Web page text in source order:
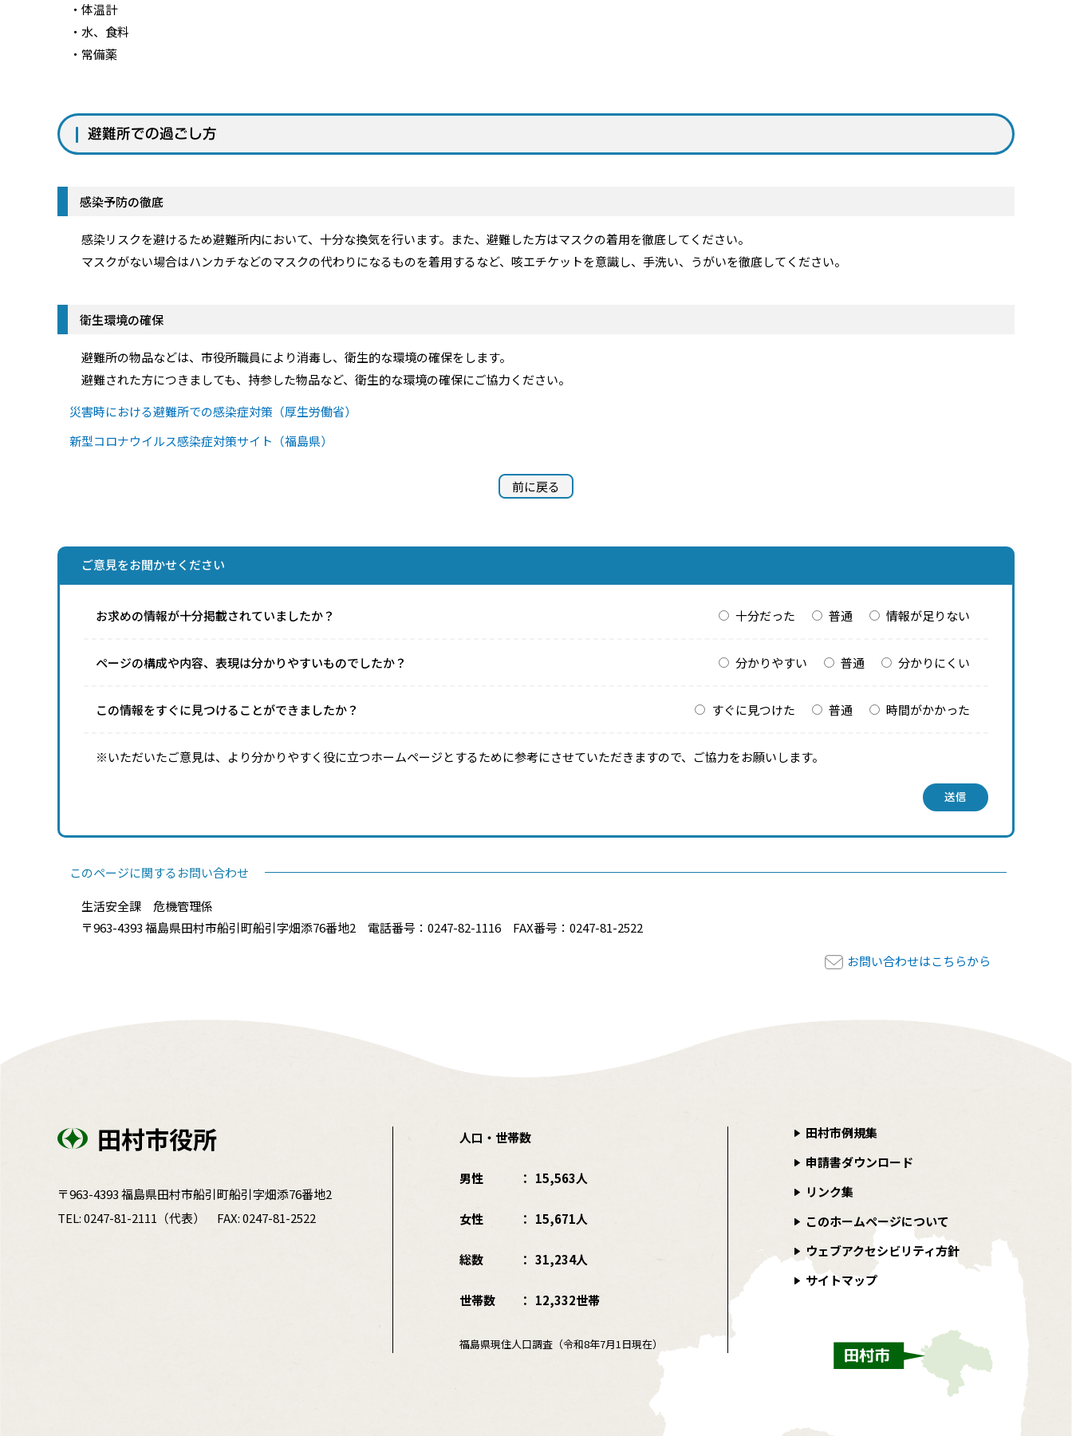
・体温計
・水、食料
・常備薬
避難所での過ごし方
感染予防の徹底
感染リスクを避けるため避難所内において、十分な換気を行います。また、避難した方はマスクの着用を徹底してください。
マスクがない場合はハンカチなどのマスクの代わりになるものを着用するなど、咳エチケットを意識し、手洗い、うがいを徹底してください。
衛生環境の確保
避難所の物品などは、市役所職員により消毒し、衛生的な環境の確保をします。
避難された方につきましても、持参した物品など、衛生的な環境の確保にご協力ください。
災害時における避難所での感染症対策（厚生労働省）
新型コロナウイルス感染症対策サイト（福島県）
前に戻る
ご意見をお聞かせください
お求めの情報が十分掲載されていましたか？ 十分だった 普通 情報が足りない
ページの構成や内容、表現は分かりやすいものでしたか？ 分かりやすい 普通 分かりにくい
この情報をすぐに見つけることができましたか？ すぐに見つけた 普通 時間がかかった
※いただいたご意見は、より分かりやすく役に立つホームページとするために参考にさせていただきますので、ご協力をお願いします。
送信
このページに関するお問い合わせ
生活安全課 危機管理係
〒963-4393 福島県田村市船引町船引字畑添76番地2 電話番号：0247-82-1116 FAX番号：0247-81-2522
お問い合わせはこちらから
田村市役所
〒963-4393 福島県田村市船引町船引字畑添76番地2
TEL:0247-81-2111 （代表） FAX: 0247-81-2522
人口・世帯数
男性 15,563人
女性 15,671人
総数 31,234人
世帯数 12,332世帯
福島県現住人口調査（令和8年7月1日現在）
田村市例規集
申請書ダウンロード
リンク集
このホームページについて
ウェブアクセシビリティ方針
サイトマップ